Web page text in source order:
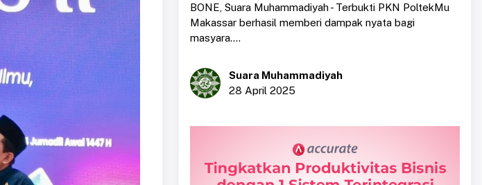
BONE, Suara Muhammadiyah - Terbukti PKN PoltekMu
Makassar berhasil memberi dampak nyata bagi
masyara....
Suara Muhammadiyah
28 April 2025